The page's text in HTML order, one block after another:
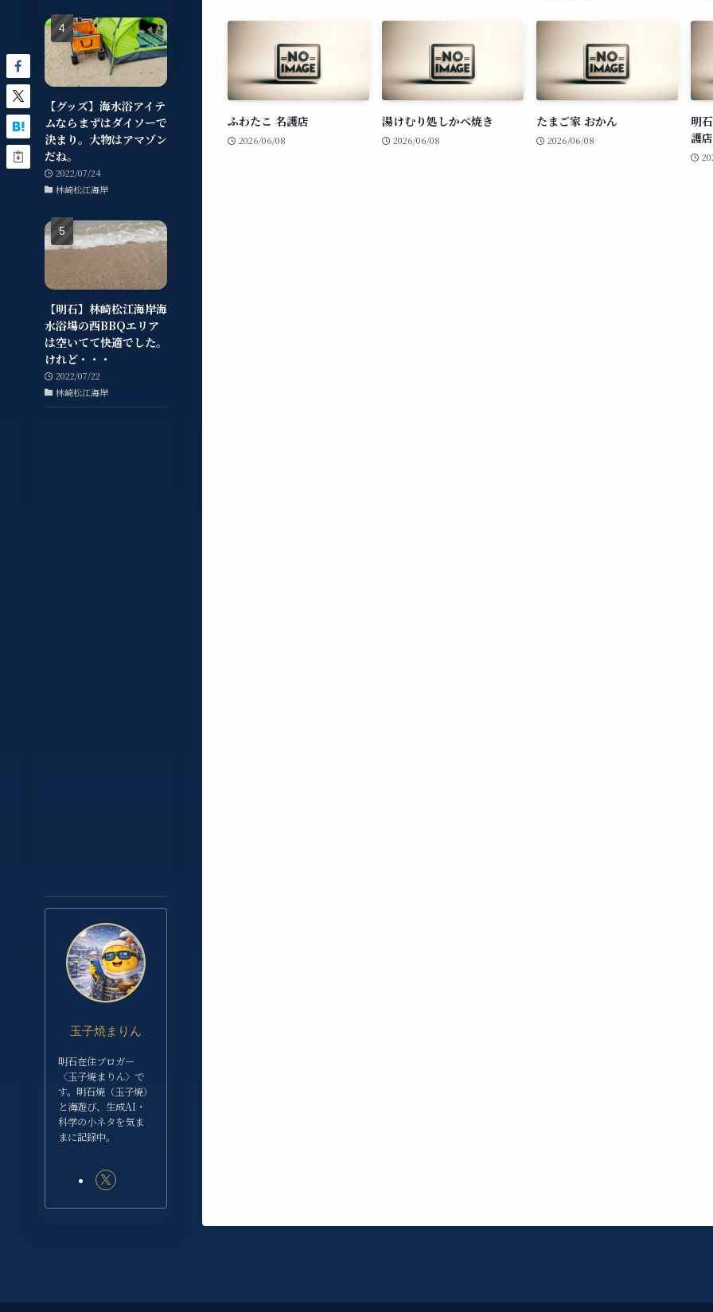
ふわたこ 名護店
2026/06/08
湯けむり処しかべ焼き
2026/06/08
たまご家 おかん
2026/06/08
明
護店
【グッズ】海水浴アイテ
ムならまずはダイソーで
決まり。大物はアマゾン
だね。
2022/07/24
林崎松江海岸
【明石】林崎松江海岸海
水浴場の西BBQエリア
は空いてて快適でした。
けれど・・・
2022/07/22
林崎松江海岸
玉子焼まりん
明石在住ブロガー
〈玉子焼まりん〉で
す。明石焼（玉子焼）
と海遊び、生成AI・
科学の小ネタを気ま
まに記録中。